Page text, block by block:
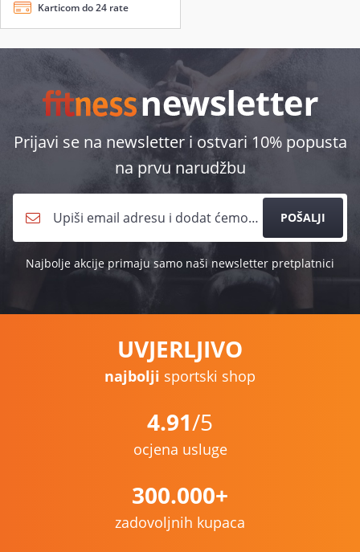
Karticom do 24 rate
Prijavi se na newsletter i ostvari 10% popusta
na prvu narudžbu
POŠALJI
Najbolje akcije primaju samo naši newsletter pretplatnici
UVJERLJIVO
najbolji sportski shop
4.91/5
ocjena usluge
300.000+
zadovoljnih kupaca